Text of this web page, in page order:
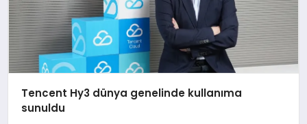
Tencent Hy3 dünya genelinde kullanıma
sunuldu